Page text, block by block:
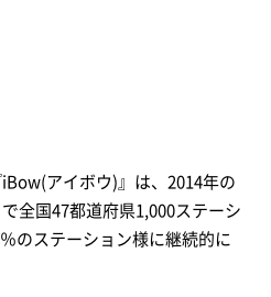
アイボウ)』は、2014年の
全国47都道府県1,000ステーシ
のステーション様に継続的に